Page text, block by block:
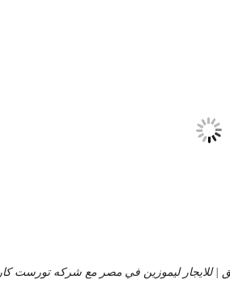
ليموزين في مصر مع شركه تورست كار 01119108231